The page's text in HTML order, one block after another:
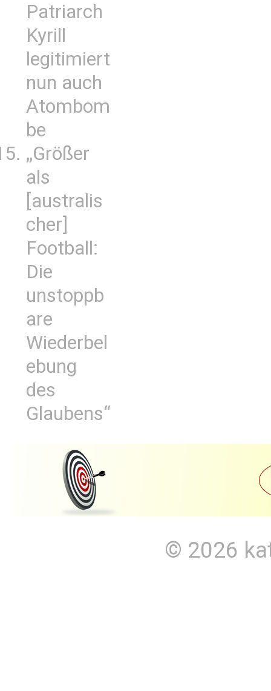
Patriarch
Kyrill
legitimiert
nun auch
Atombom
be
„Größer
als
[australis
cher]
Football:
Die
unstoppb
are
Wiederbel
ebung
des
Glaubens“
© 2026